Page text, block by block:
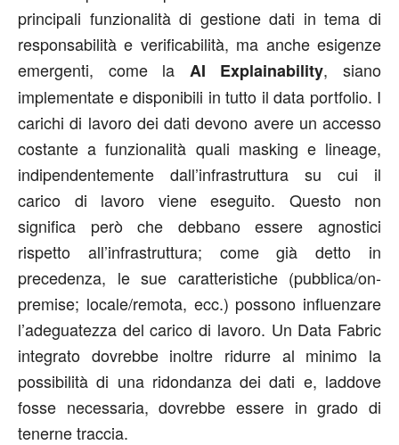
principali funzionalità di gestione dati in tema di
responsabilità e verificabilità, ma anche esigenze
emergenti, come la AI Explainability, siano
implementate e disponibili in tutto il data portfolio. I
carichi di lavoro dei dati devono avere un accesso
costante a funzionalità quali masking e lineage,
indipendentemente dall’infrastruttura su cui il
carico di lavoro viene eseguito. Questo non
significa però che debbano essere agnostici
rispetto all’infrastruttura; come già detto in
precedenza, le sue caratteristiche (pubblica/on-
premise; locale/remota, ecc.) possono influenzare
l’adeguatezza del carico di lavoro. Un Data Fabric
integrato dovrebbe inoltre ridurre al minimo la
possibilità di una ridondanza dei dati e, laddove
fosse necessaria, dovrebbe essere in grado di
tenerne traccia.